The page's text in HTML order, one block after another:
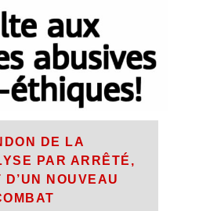
DE LA
PAR ARRÊTÉ,
D’UN NOUVEAU